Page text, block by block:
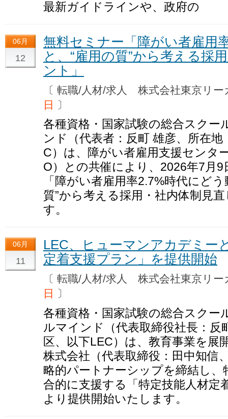
最新ガイドラインや、政府の
06月
12
無料セミナー「障がい者雇用
と、“雇用の質”から考える採
ント」
〔 転職/人材/求人 株式会社東京リ
日
〕
各種資格・国家試験の総合スクー
ンド（代表者：反町 雄彦、所在
C）は、障がい者雇用支援センタ
O）との共催により、2026年7月
「障がい者雇用率2.7%時代にど
質”から考える採用・社内体制見
す。
06月
11
LEC、ヒューマンアカデミー
定着支援プラン」を提供開始
〔 転職/人材/求人 株式会社東京リ
日
〕
各種資格・国家試験の総合スクー
ルマインド（代表取締役社長：反
区、以下LEC）は、教育事業を
株式会社（代表取締役：田中知信
略的パートナーシップを締結し、
合的に支援する「特定技能人材定
より提供開始いたします。